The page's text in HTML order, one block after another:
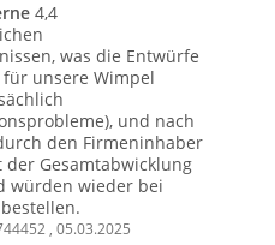
4,4
was die Entwürfe
unsere Wimpel
und nach
den Firmeninhaber
Gesamtabwicklung
würden wieder bei
, 05.03.2025